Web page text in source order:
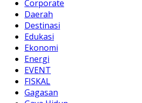
Corporate
Daerah
Destinasi
Edukasi
Ekonomi
Energi
EVENT
FISKAL
Gagasan